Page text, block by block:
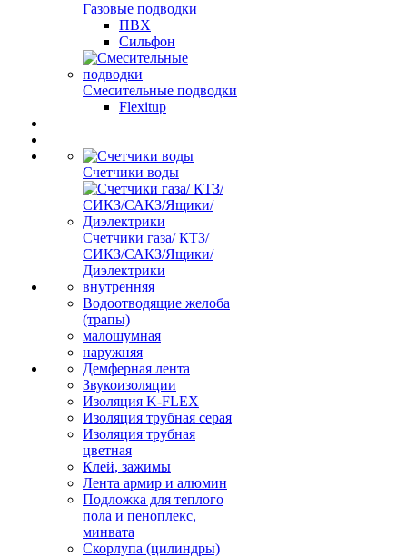
Газовые подводки
ПВХ
Сильфон
Смесительные подводки
Flexitup
Счетчики воды
Счетчики газа/ КТЗ/
СИКЗ/САКЗ/Ящики/
Диэлектрики
внутренняя
Водоотводящие желоба
(трапы)
малошумная
наружняя
Демферная лента
Звукоизоляции
Изоляция K-FLEX
Изоляция трубная серая
Изоляция трубная
цветная
Клей, зажимы
Лента армир и алюмин
Подложка для теплого
пола и пеноплекс,
минвата
Скорлупа (цилиндры)